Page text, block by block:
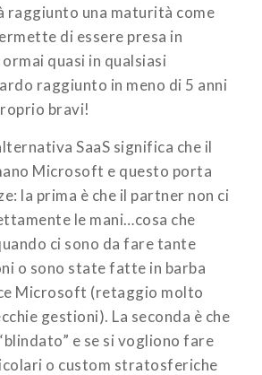
raggiunto una maturità come
di essere presa in
quasi in qualsiasi
raggiunto in meno di 5 anni
bravi!
SaaS significa che il
Microsoft e questo porta
la prima è che il partner non ci
le mani…cosa che
ci sono da fare tante
o sono state fatte in barba
Microsoft (retaggio molto
gestioni). La seconda è che
e se si vogliono fare
o custom stratosferiche